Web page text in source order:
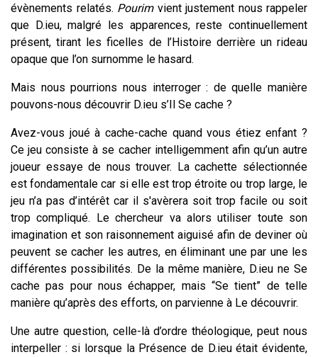
évènements relatés. Pourimvient justement nous rappeler
que D.ieu, malgré les apparences, reste continuellement
présent, tirant les ficelles de l’Histoire derrière un rideau
opaque que l’on surnomme le hasard.
Mais nous pourrions nous interroger : de quelle manière
pouvons-nous découvrir D.ieu s’Il Se cache ?
Avez-vous joué à cache-cache quand vous étiez enfant ?
Ce jeu consiste à se cacher intelligemment afin qu’un autre
joueur essaye de nous trouver. La cachette sélectionnée
est fondamentale car si elle est trop étroite ou trop large, le
jeu n’a pas d’intérêt car il s'avèrera soit trop facile ou soit
trop compliqué. Le chercheur va alors utiliser toute son
imagination et son raisonnement aiguisé afin de deviner où
peuvent se cacher les autres, en éliminant une par une les
différentes possibilités. De la même manière, D.ieu ne Se
cache pas pour nous échapper, mais “Se tient” de telle
manière qu’après des efforts, on parvienne à Le découvrir.
Une autre question, celle-là d’ordre théologique, peut nous
interpeller : si lorsque la Présence de D.ieu était évidente,